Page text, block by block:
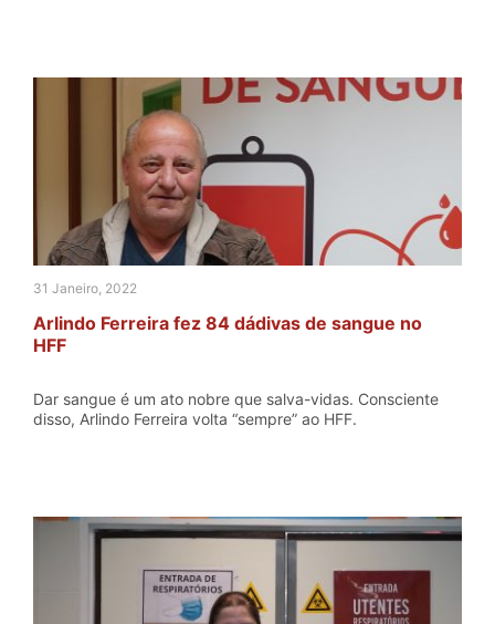
31 Janeiro, 2022
Arlindo Ferreira fez 84 dádivas de sangue no
HFF
Dar sangue é um ato nobre que salva-vidas. Consciente
disso, Arlindo Ferreira volta “sempre” ao HFF.